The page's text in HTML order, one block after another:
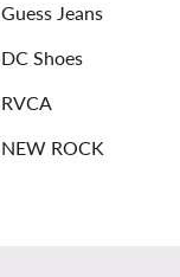
Дънкови поли
Guess Jeans
DC Shoes
RVCA
NEW ROCK